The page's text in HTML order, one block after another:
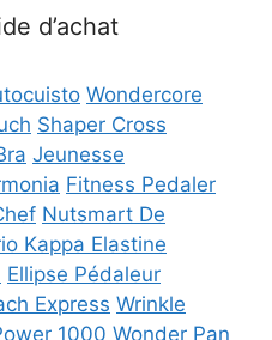
d’achat
Wondercore
Shaper Cross
Jeunesse
Fitness Pedaler
Nutsmart De
Kappa Elastine
Ellipse Pédaleur
Express Wrinkle
1000 Wonder Pan